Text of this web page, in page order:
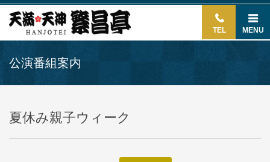
TEL MENU
公演番組案内
夏休み親子ウィーク